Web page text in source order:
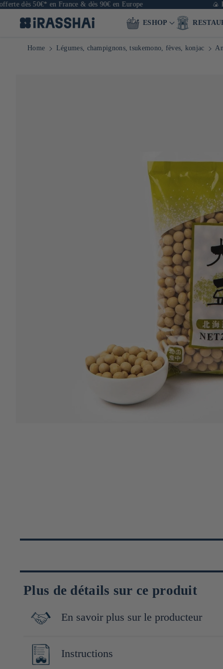
50€* en France & dès 90€ en Europe 🍙
ESHOP
Home Légumes, champignons, tsukemono, fèves, konjac
Plus de détails sur ce produit
En savoir plus sur le producteur
Produites au Japon par l'entreprise Tanaka Bussan,
Instructions